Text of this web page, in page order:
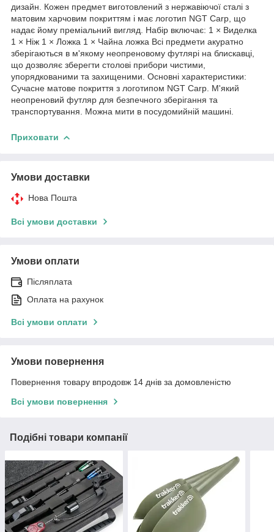
дизайн. Кожен предмет виготовлений з нержавіючої сталі з
матовим харчовим покриттям і має логотип NGT Carp, що
надає йому преміальний вигляд. Набір включає: 1 × Виделка
1 × Ніж 1 × Ложка 1 × Чайна ложка Всі предмети акуратно
зберігаються в м'якому неопреновому футлярі на блискавці,
що дозволяє зберегти столові прибори чистими,
упорядкованими та захищеними. Основні характеристики:
Сучасне матове покриття з логотипом NGT Carp. М'який
неопреновий футляр для безпечного зберігання та
транспортування. Можна мити в посудомийній машині.
Приховати
Умови доставки
Нова Пошта
Всі умови доставки
Умови оплати
Післяплата
Оплата на рахунок
Всі умови оплати
Умови повернення
Повернення товару впродовж 14 днів за домовленістю
Всі умови повернення
Подібні товари компанії